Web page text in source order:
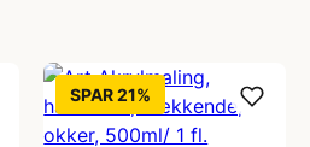
SPAR 21%